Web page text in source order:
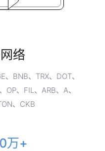
络
BNB、TRX、DOT、
OP、FIL、ARB、A、
、CKB
万+